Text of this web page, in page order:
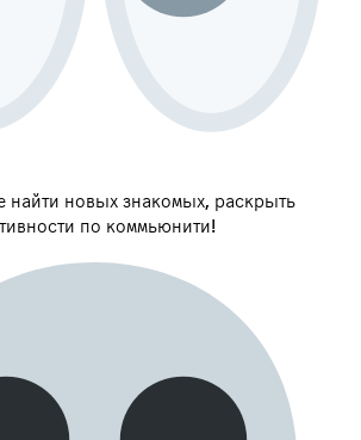
найти новых знакомых, раскрыть
по коммьюнити!